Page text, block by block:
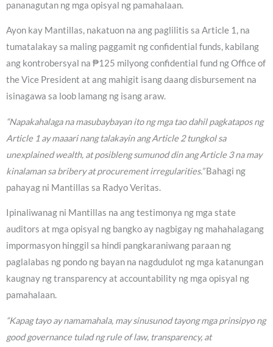
pananagutan ng mga opisyal ng pamahalaan.
Ayon kay Mantillas, nakatuon na ang paglilitis sa Article 1, na
tumatalakay sa maling paggamit ng confidential funds, kabilang
ang kontrobersyal na ₱125 milyong confidential fund ng Office of
the Vice President at ang mahigit isang daang disbursement na
isinagawa sa loob lamang ng isang araw.
“Napakahalaga na masubaybayan ito ng mga tao dahil pagkatapos ng
Article 1 ay maaari nang talakayin ang Article 2 tungkol sa
unexplained wealth, at posibleng sumunod din ang Article 3 na may
kinalaman sa bribery at procurement irregularities.”Bahagi ng
pahayag ni Mantillas sa Radyo Veritas.
Ipinaliwanag ni Mantillas na ang testimonya ng mga state
auditors at mga opisyal ng bangko ay nagbigay ng mahahalagang
impormasyon hinggil sa hindi pangkaraniwang paraan ng
paglalabas ng pondo ng bayan na nagdudulot ng mga katanungan
kaugnay ng transparency at accountability ng mga opisyal ng
pamahalaan.
“Kapag tayo ay namamahala, may sinusunod tayong mga prinsipyo ng
good governance tulad ng rule of law, transparency, at